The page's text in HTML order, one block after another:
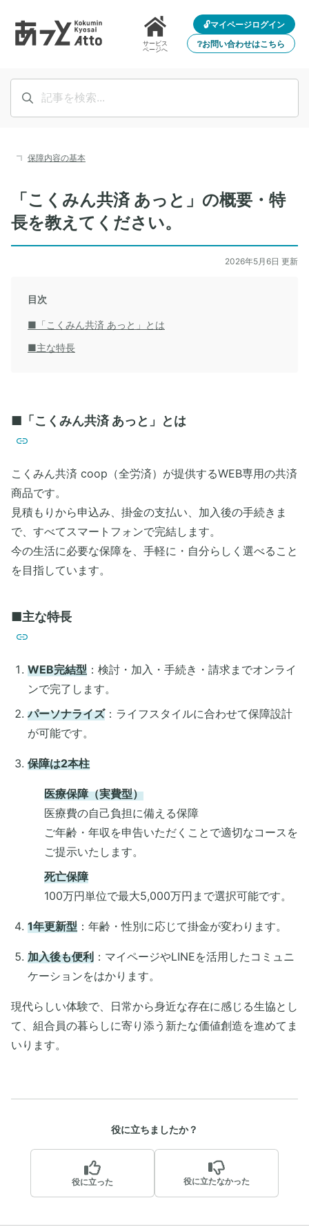
サービス
ページへ
🔓マイページログイン
❔お問い合わせはこちら
保障内容の基本
「こくみん共済 あっと」の概要・特
長を教えてください。
2026年5月6日 更新
目次
■「こくみん共済 あっと」とは
■主な特長
■「こくみん共済 あっと」とは
こくみん共済 coop（全労済）が提供するWEB専用の共済
商品です。
見積もりから申込み、掛金の支払い、加入後の手続きま
で、すべてスマートフォンで完結します。
今の生活に必要な保障を、手軽に・自分らしく選べること
を目指しています。
■主な特長
WEB完結型 ：検討・加入・手続き・請求までオンライ
ンで完了します。
パーソナライズ：ライフスタイルに合わせて保障設計
が可能です。
保障は2本柱
医療保障（実費型）
医療費の自己負担に備える保障
ご年齢・年収を申告いただくことで適切なコースを
ご提示いたします。
死亡保障
100万円単位で最大5,000万円まで選択可能です。
1年更新型 ：年齢・性別に応じて掛金が変わります。
加入後も便利 ：マイページやLINEを活用したコミュニ
ケーションをはかります。
現代らしい体験で、日常から身近な存在に感じる生協とし
て、組合員の暮らしに寄り添う新たな価値創造を進めてま
いります。
役に立ちましたか？
役に立った 役に立たなかった